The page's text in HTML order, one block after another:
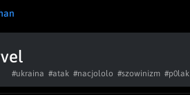
#ukraina #atak #nacjololo #szowinizm #p0lak